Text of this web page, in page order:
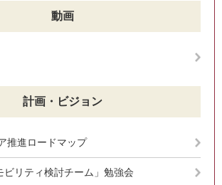
動画
計画・ビジョン
推進ロードマップ
ビリティ検討チーム」勉強会